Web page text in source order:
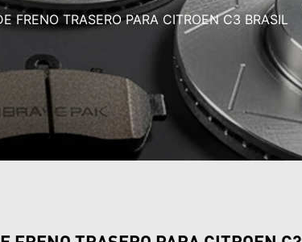
FRENO TRASERO PARA CITROEN C3 BRASIL